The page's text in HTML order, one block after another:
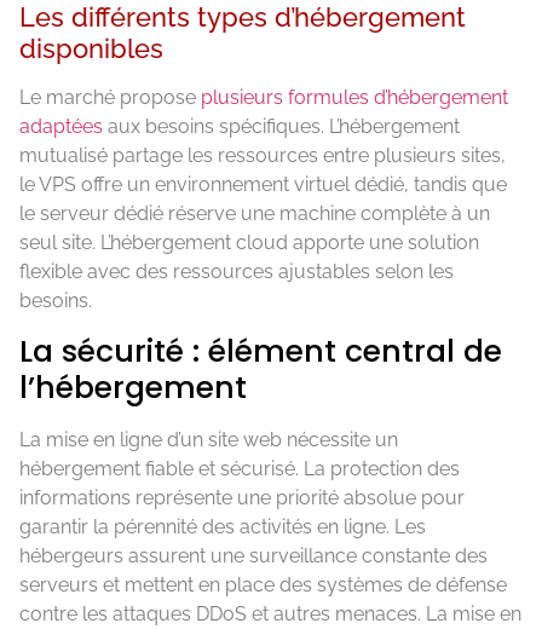
Les différents types d’hébergement
disponibles
Le marché propose plusieurs formules d’hébergement
adaptées aux besoins spécifiques. L’hébergement
mutualisé partage les ressources entre plusieurs sites,
le VPS offre un environnement virtuel dédié, tandis que
le serveur dédié réserve une machine complète à un
seul site. L’hébergement cloud apporte une solution
flexible avec des ressources ajustables selon les
besoins.
La sécurité : élément central de
l’hébergement
La mise en ligne d’un site web nécessite un
hébergement fiable et sécurisé. La protection des
informations représente une priorité absolue pour
garantir la pérennité des activités en ligne. Les
hébergeurs assurent une surveillance constante des
serveurs et mettent en place des systèmes de défense
contre les attaques DDoS et autres menaces. La mise en